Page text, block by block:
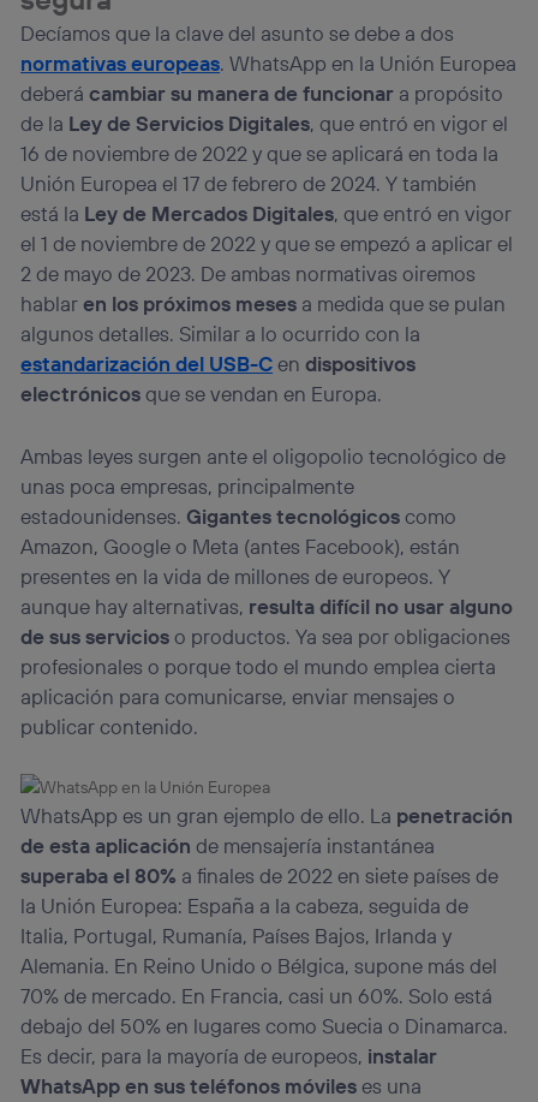
Decíamos que la clave del asunto se debe a dos
normativas europeas. WhatsApp en la Unión Europea
deberácambiar su manera de funcionar a propósito
de la Ley de Servicios Digitales, que entró en vigor el
16 de noviembre de 2022 y que se aplicará en toda la
Unión Europea el 17 de febrero de 2024. Y también
está la Ley de Mercados Digitales, que entró en vigor
el 1 de noviembre de 2022 y que se empezó a aplicar el
2 de mayo de 2023. De ambas normativas oiremos
hablaren los próximos meses a medida que se pulan
algunos detalles. Similar a lo ocurrido con la
estandarización del USB-Cendispositivos
electrónicosque se vendan en Europa.
Ambas leyes surgen ante el oligopolio tecnológico de
unas poca empresas, principalmente
estadounidenses. Gigantes tecnológicoscomo
Amazon, Google o Meta (antes Facebook), están
presentes en la vida de millones de europeos. Y
aunque hay alternativas, resulta difícil no usar alguno
de sus servicioso productos. Ya sea por obligaciones
profesionales o porque todo el mundo emplea cierta
aplicación para comunicarse, enviar mensajes o
publicar contenido.
WhatsApp es un gran ejemplo de ello. La penetración
de esta aplicación de mensajería instantánea
superaba el 80% a finales de 2022 en siete países de
la Unión Europea: España a la cabeza, seguida de
Italia, Portugal, Rumanía, Países Bajos, Irlanda y
Alemania. En Reino Unido o Bélgica, supone más del
70% de mercado. En Francia, casi un 60%. Solo está
debajo del 50% en lugares como Suecia o Dinamarca.
Es decir, para la mayoría de europeos, instalar
WhatsApp en sus teléfonos móvileses una
personalizado, ya que se basará únicamente en la
navegación del usuario del móvil.
Puedes gestionar los consentimientos Utiq seleccionando
“Administrar Utiq” en la parte inferior de esta página web o
(“consenthub”). Para más información, consulta
la política de privacidad de Utiq.